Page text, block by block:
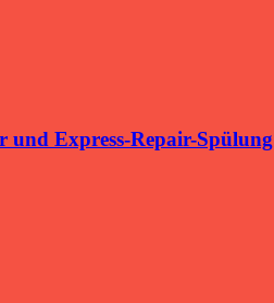
Express-Repair-Spülung